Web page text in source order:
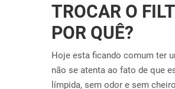
TROCAR O
POR QUÊ?
Hoje esta ficando comum ter
não se atenta ao fato de que
límpida, sem odor e sem